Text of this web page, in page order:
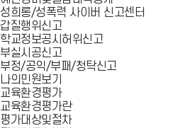
성희롱/성폭력 사이버 신고센터
갑질행위신고
학교정보공시허위신고
부실시공신고
부정/공익/부패/청탁신고
나의민원보기
교육환경평가
교육환경평가란
평가대상및절차